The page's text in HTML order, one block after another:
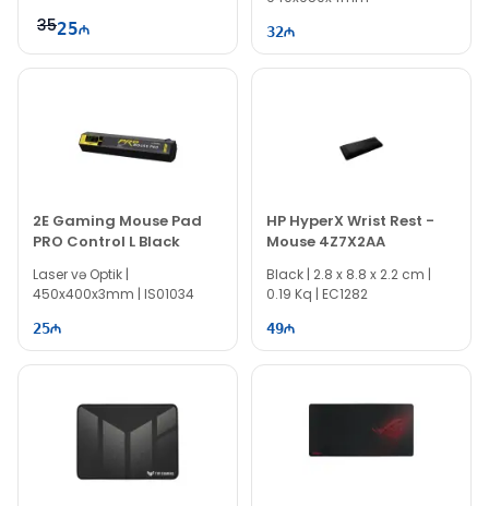
3525 32
2E Gaming Mouse Pad
PRO Control L Black
Laser və Optik |
450x400x3mm | IS01034
25
HP HyperX Wrist Rest -
Mouse 4Z7X2AA
Black | 2.8 x 8.8 x 2.2 cm |
0.19 Kq | EC1282
49